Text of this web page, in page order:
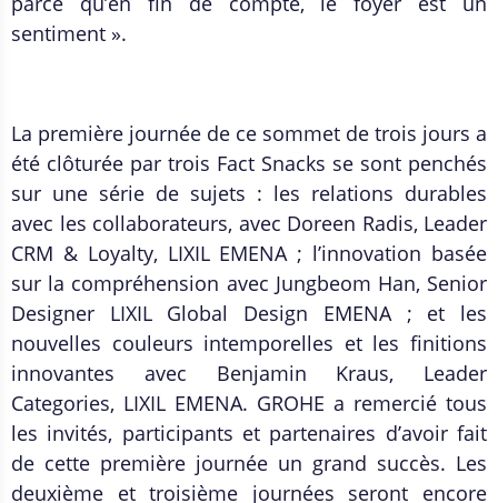
sentiment ».
La première journée de ce sommet de trois jours a
été clôturée par trois Fact Snacks se sont penchés
sur une série de sujets : les relations durables
avec les collaborateurs, avec Doreen Radis, Leader
CRM & Loyalty, LIXIL EMENA ; l’innovation basée
sur la compréhension avec Jungbeom Han, Senior
Designer LIXIL Global Design EMENA ; et les
nouvelles couleurs intemporelles et les finitions
innovantes avec Benjamin Kraus, Leader
Categories, LIXIL EMENA. GROHE a remercié tous
les invités, participants et partenaires d’avoir fait
de cette première journée un grand succès. Les
deuxième et troisième journées seront encore